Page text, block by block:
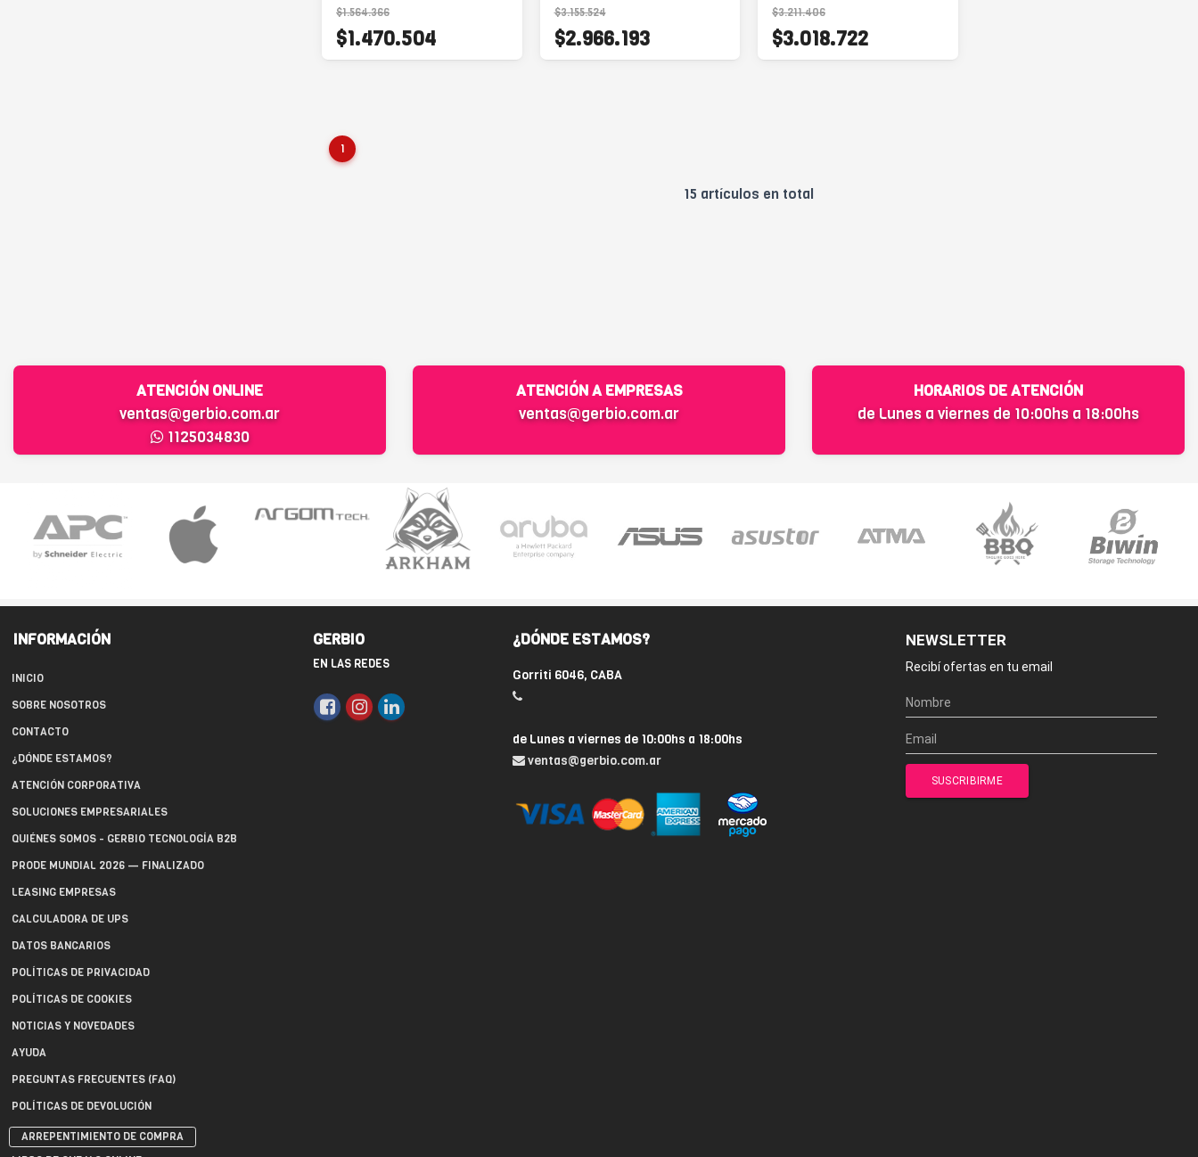
$1.564.366
$1.470.504
$3.155.524
$2.966.193
$3.211.406
$3.018.722
1
15 artículos en total
ATENCIÓN ONLINE
ventas@gerbio.com.ar
1125034830
ATENCIÓN A EMPRESAS
ventas@gerbio.com.ar
HORARIOS DE ATENCIÓN
de Lunes a viernes de 10:00hs a 18:00hs
INFORMACIÓN
INICIO
SOBRE NOSOTROS
CONTACTO
¿DÓNDE ESTAMOS?
ATENCIÓN CORPORATIVA
SOLUCIONES EMPRESARIALES
QUIÉNES SOMOS - GERBIO TECNOLOGÍA B2B
PRODE MUNDIAL 2026 — FINALIZADO
LEASING EMPRESAS
CALCULADORA DE UPS
DATOS BANCARIOS
POLÍTICAS DE PRIVACIDAD
POLÍTICAS DE COOKIES
NOTICIAS Y NOVEDADES
AYUDA
PREGUNTAS FRECUENTES (FAQ)
POLÍTICAS DE DEVOLUCIÓN
ARREPENTIMIENTO DE COMPRA
GERBIO
EN LAS REDES
¿DÓNDE ESTAMOS?
Gorriti 6046, CABA
de Lunes a viernes de 10:00hs a 18:00hs
ventas@gerbio.com.ar
NEWSLETTER
Recibí ofertas en tu email